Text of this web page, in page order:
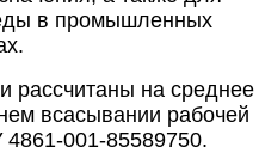
в промышленных
рассчитаны на среднее
всасывании рабочей
001-85589750.